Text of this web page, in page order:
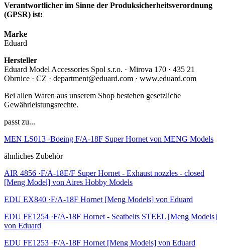
Verantwortlicher im Sinne der Produksicherheitsverordnung
(GPSR) ist:
Marke
Eduard
Hersteller
Eduard Model Accessories Spol s.r.o. · Mirova 170 · 435 21
Obrnice · CZ · department@eduard.com · www.eduard.com
Bei allen Waren aus unserem Shop bestehen gesetzliche
Gewährleistungsrechte.
passt zu...
MEN LS013 ·Boeing F/A-18F Super Hornet von MENG Models
ähnliches Zubehör
AIR 4856 ·F/A-18E/F Super Hornet - Exhaust nozzles - closed
[Meng Model] von Aires Hobby Models
EDU EX840 ·F/A-18F Hornet [Meng Models] von Eduard
EDU FE1254 ·F/A-18F Hornet - Seatbelts STEEL [Meng Models]
von Eduard
EDU FE1253 ·F/A-18F Hornet [Meng Models] von Eduard